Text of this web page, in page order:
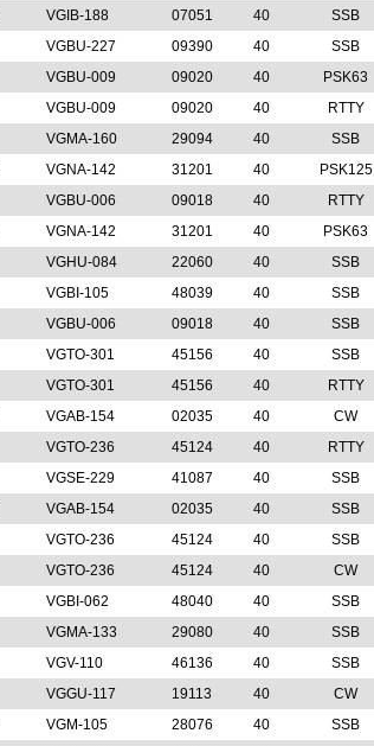
VGIB-188 07051 40 SSB
VGBU-227 09390 40 SSB
VGBU-009 09020 40 PSK63
VGBU-009 09020 40 RTTY
VGMA-160 29094 40 SSB
VGNA-142 31201 40 PSK125
VGBU-006 09018 40 RTTY
VGNA-142 31201 40 PSK63
VGHU-084 22060 40 SSB
VGBI-105 48039 40 SSB
VGBU-006 09018 40 SSB
VGTO-301 45156 40 SSB
VGTO-301 45156 40 RTTY
VGAB-154 02035 40 CW
VGTO-236 45124 40 RTTY
VGSE-229 41087 40 SSB
VGAB-154 02035 40 SSB
VGTO-236 45124 40 SSB
VGTO-236 45124 40 CW
VGBI-062 48040 40 SSB
VGMA-133 29080 40 SSB
VGV-110 46136 40 SSB
VGGU-117 19113 40 CW
VGM-105 28076 40 SSB